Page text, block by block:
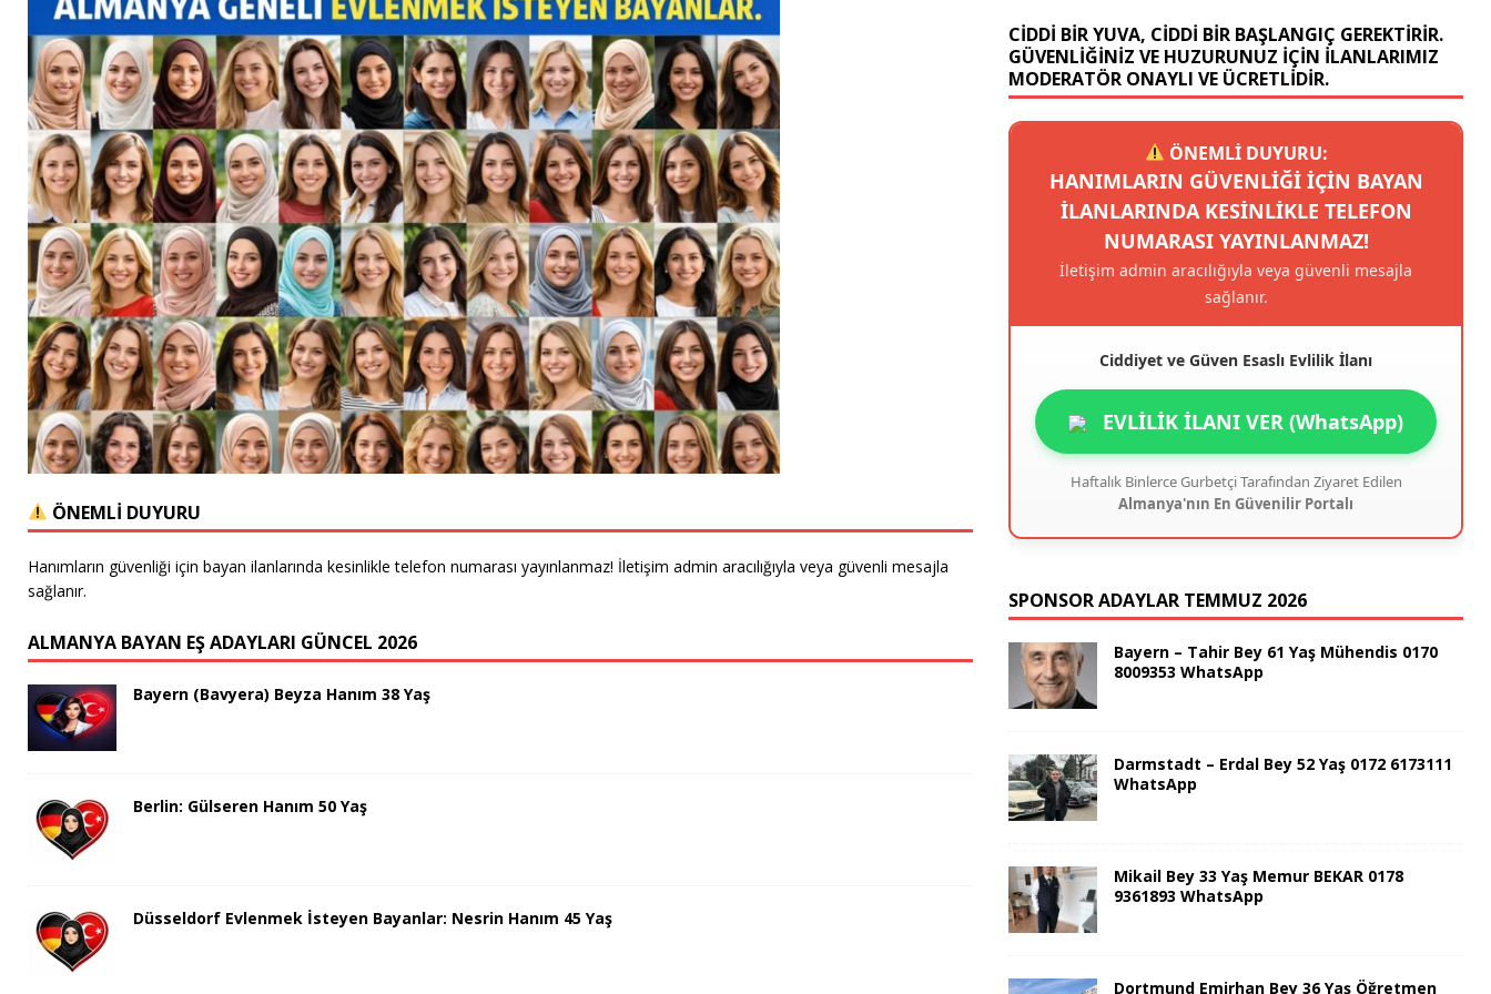
ÖNEMLİ DUYURU
Hanımların güvenliği için bayan ilanlarında kesinlikle telefon numarası yayınlanmaz! İletişim admin aracılığıyla veya güvenli mesajla
sağlanır.
ALMANYA BAYAN EŞ ADAYLARI GÜNCEL 2026
Bayern (Bavyera) Beyza Hanım 38 Yaş
Berlin: Gülseren Hanım 50 Yaş
Düsseldorf Evlenmek İsteyen Bayanlar: Nesrin Hanım 45 Yaş
CIDDI BIR YUVA, CIDDI BIR BAŞLANGIÇ GEREKTIRIR.
GÜVENLIĞINIZ VE HUZURUNUZ IÇIN ILANLARIMIZ
MODERATÖR ONAYLI VE ÜCRETLIDIR.
ÖNEMLİ DUYURU:
HANIMLARIN GÜVENLIĞI IÇIN BAYAN
ILANLARINDA KESINLIKLE TELEFON
NUMARASI YAYINLANMAZ!
İletişim admin aracılığıyla veya güvenli mesajla
sağlanır.
Ciddiyet ve Güven Esaslı Evlilik İlanı
EVLİLİK İLANI VER (WhatsApp)
Haftalık Binlerce Gurbetçi Tarafından Ziyaret Edilen
Almanya'nın En Güvenilir Portalı
SPONSOR ADAYLAR TEMMUZ 2026
Bayern – Tahir Bey 61 Yaş Mühendis 0170
8009353 WhatsApp
Darmstadt – Erdal Bey 52 Yaş 0172 6173111
WhatsApp
Mikail Bey 33 Yaş Memur BEKAR 0178
9361893 WhatsApp
Dortmund Emirhan Bey 36 Yaş Öğretmen